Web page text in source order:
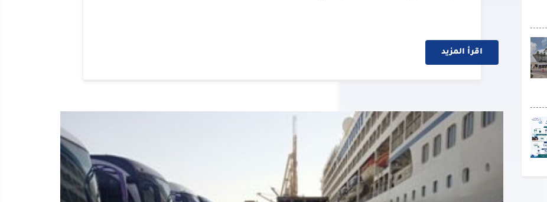
اقرأ المزيد